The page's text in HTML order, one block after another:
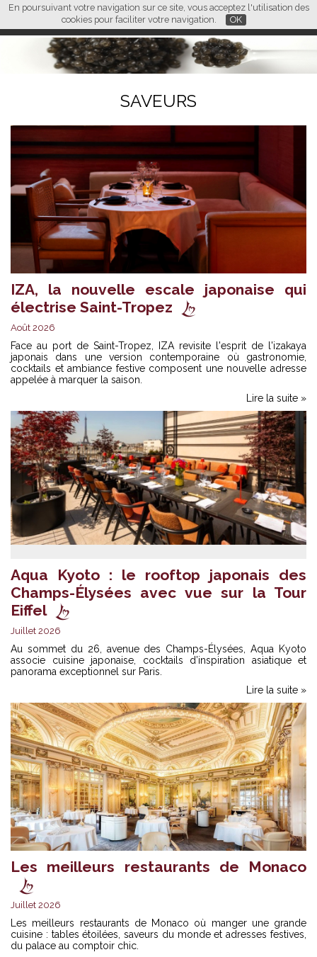
En poursuivant votre navigation sur ce site, vous acceptez l'utilisation des
cookies pour faciliter votre navigation.
OK
FR EN CN
L M
SAVEURS
IZA, la nouvelle escale japonaise qui
électrise Saint-Tropez
Août 2026
Face au port de Saint-Tropez, IZA revisite l'esprit de l'izakaya
japonais dans une version contemporaine où gastronomie,
cocktails et ambiance festive composent une nouvelle adresse
appelée à marquer la saison.
Lire la suite »
Aqua Kyoto : le rooftop japonais des
Champs-Élysées avec vue sur la Tour
Eiffel
Juillet 2026
Au sommet du 26, avenue des Champs-Élysées, Aqua Kyoto
associe cuisine japonaise, cocktails d’inspiration asiatique et
panorama exceptionnel sur Paris.
Lire la suite »
Les meilleurs restaurants de Monaco
Juillet 2026
Les meilleurs restaurants de Monaco où manger une grande
cuisine : tables étoilées, saveurs du monde et adresses festives,
du palace au comptoir chic.